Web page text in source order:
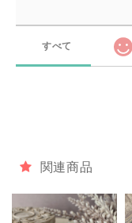
すべて
関連商品